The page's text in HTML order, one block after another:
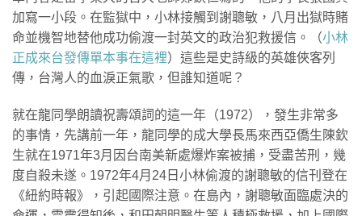
加寫一小段。在監獄中，小林接觸到謝聰敏，八月出獄時賭
命並機智地替他成功偷渡一封英文的政治犯救援信。（小林
正成來台發傳單本事在這裡）這些是史詩級的英雄俠客列
傳，台灣人的血淚正氣歌，但誰知道呢？
就在龍同學朗讀祝壽頌詞的這一年（1972），發生非常多
的事情，先講前一年，龍同學的成大學長馬來西亞僑生陳欽
生就在1971年3月因台南美新處爆炸案被捕，受盡苦刑，幾
度自殺未遂。1972年4月24日小林偷渡的謝聰敏的信刊登在
《紐約時報》，引起國際注意。在島內，謝聰敏面臨處決的